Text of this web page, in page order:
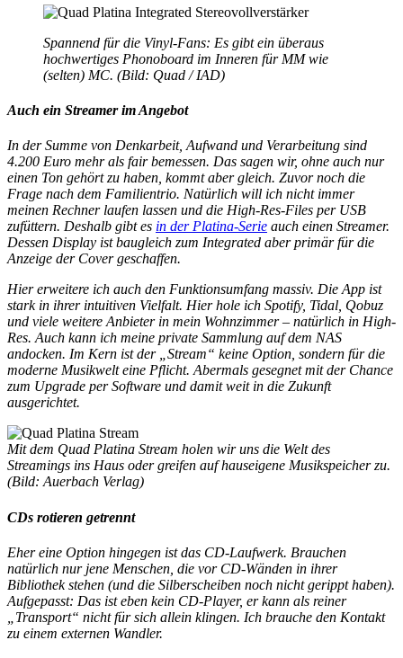
Spannend für die Vinyl-Fans: Es gibt ein überaus
hochwertiges Phonoboard im Inneren für MM wie
(selten) MC. (Bild: Quad / IAD)
Auch ein Streamer im Angebot
In der Summe von Denkarbeit, Aufwand und Verarbeitung sind
4.200 Euro mehr als fair bemessen. Das sagen wir, ohne auch nur
einen Ton gehört zu haben, kommt aber gleich. Zuvor noch die
Frage nach dem Familientrio. Natürlich will ich nicht immer
meinen Rechner laufen lassen und die High-Res-Files per USB
zufüttern. Deshalb gibt es in der Platina-Serie auch einen Streamer.
Dessen Display ist baugleich zum Integrated aber primär für die
Anzeige der Cover geschaffen.
Hier erweitere ich auch den Funktionsumfang massiv. Die App ist
stark in ihrer intuitiven Vielfalt. Hier hole ich Spotify, Tidal, Qobuz
und viele weitere Anbieter in mein Wohnzimmer – natürlich in High-
Res. Auch kann ich meine private Sammlung auf dem NAS
andocken. Im Kern ist der „Stream“ keine Option, sondern für die
moderne Musikwelt eine Pflicht. Abermals gesegnet mit der Chance
zum Upgrade per Software und damit weit in die Zukunft
ausgerichtet.
Mit dem Quad Platina Stream holen wir uns die Welt des
Streamings ins Haus oder greifen auf hauseigene Musikspeicher zu.
(Bild: Auerbach Verlag)
CDs rotieren getrennt
Eher eine Option hingegen ist das CD-Laufwerk. Brauchen
natürlich nur jene Menschen, die vor CD-Wänden in ihrer
Bibliothek stehen (und die Silberscheiben noch nicht gerippt haben).
Aufgepasst: Das ist eben kein CD-Player, er kann als reiner
„Transport“ nicht für sich allein klingen. Ich brauche den Kontakt
zu einem externen Wandler.